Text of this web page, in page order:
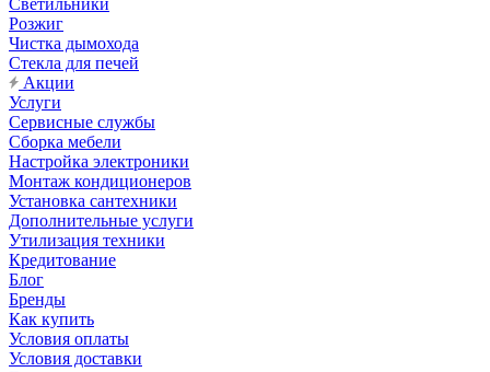
Светильники
Розжиг
Чистка дымохода
Стекла для печей
Акции
Услуги
Сервисные службы
Сборка мебели
Настройка электроники
Монтаж кондиционеров
Установка сантехники
Дополнительные услуги
Утилизация техники
Кредитование
Блог
Бренды
Как купить
Условия оплаты
Условия доставки